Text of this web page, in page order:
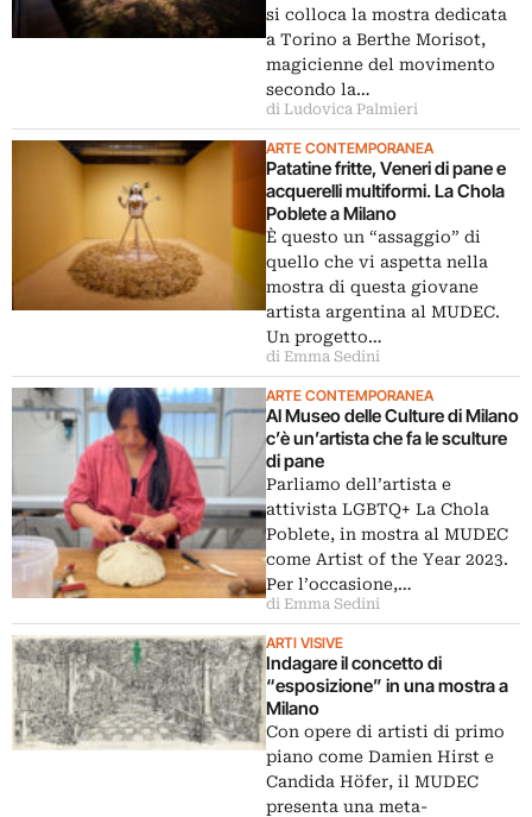
si colloca la mostra dedicata
a Torino a Berthe Morisot,
magicienne del movimento
secondo la…
di Ludovica Palmieri
ARTE CONTEMPORANEA
Patatine fritte, Veneri di pane e
acquerelli multiformi. La Chola
Poblete a Milano
È questo un “assaggio” di
quello che vi aspetta nella
mostra di questa giovane
artista argentina al MUDEC.
Un progetto…
di Emma Sedini
ARTE CONTEMPORANEA
Al Museo delle Culture di Milano
c’è un’artista che fa le sculture
di pane
Parliamo dell’artista e
attivista LGBTQ+ La Chola
Poblete, in mostra al MUDEC
come Artist of the Year 2023.
Per l’occasione,…
di Emma Sedini
ARTI VISIVE
Indagare il concetto di
“esposizione” in una mostra a
Milano
Con opere di artisti di primo
piano come Damien Hirst e
Candida Höfer, il MUDEC
presenta una meta-